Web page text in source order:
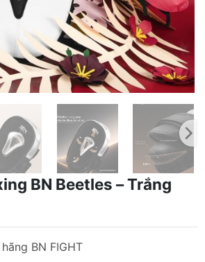
BN Beetles – Trắng
BN FIGHT